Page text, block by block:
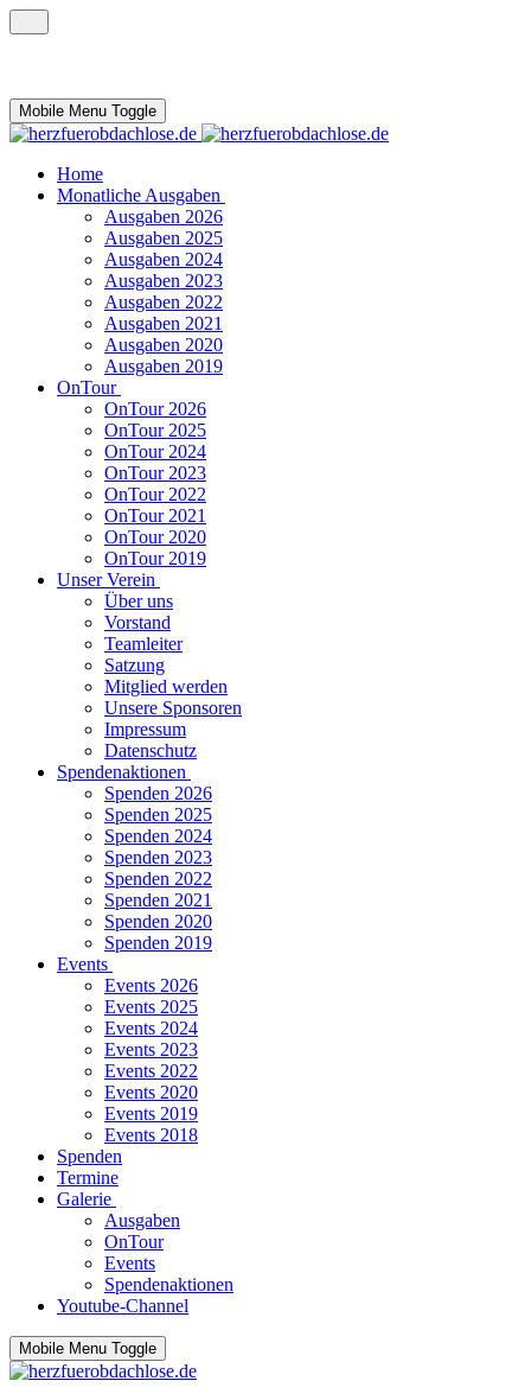
Mobile Menu Toggle
Home
Monatliche Ausgaben
Ausgaben 2026
Ausgaben 2025
Ausgaben 2024
Ausgaben 2023
Ausgaben 2022
Ausgaben 2021
Ausgaben 2020
Ausgaben 2019
OnTour
OnTour 2026
OnTour 2025
OnTour 2024
OnTour 2023
OnTour 2022
OnTour 2021
OnTour 2020
OnTour 2019
Unser Verein
Über uns
Vorstand
Teamleiter
Satzung
Mitglied werden
Unsere Sponsoren
Impressum
Datenschutz
Spendenaktionen
Spenden 2026
Spenden 2025
Spenden 2024
Spenden 2023
Spenden 2022
Spenden 2021
Spenden 2020
Spenden 2019
Events
Events 2026
Events 2025
Events 2024
Events 2023
Events 2022
Events 2020
Events 2019
Events 2018
Spenden
Termine
Galerie
Ausgaben
OnTour
Events
Spendenaktionen
Youtube-Channel
Mobile Menu Toggle